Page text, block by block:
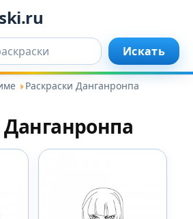
Искать
Раскраски Данганронпа
Данганронпа